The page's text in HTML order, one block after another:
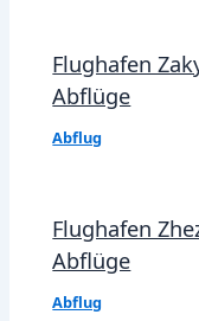
Flughafen
Abflüge
Abflug
Flughafen
Abflüge
Abflug